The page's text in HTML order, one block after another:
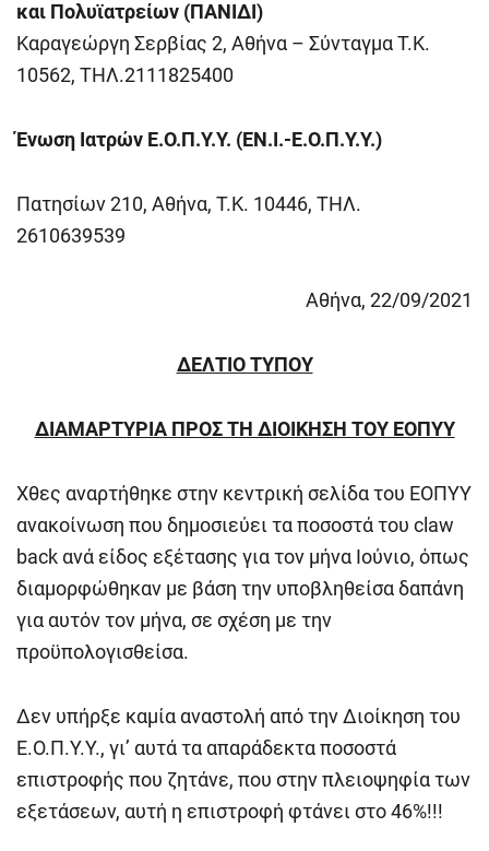
και Πολυϊατρείων (ΠΑΝΙΔΙ)
Καραγεώργη Σερβίας 2, Αθήνα – Σύνταγμα Τ.Κ.
10562, ΤΗΛ.2111825400
Ένωση Ιατρών Ε.Ο.Π.Υ.Υ. (ΕΝ.Ι.-Ε.Ο.Π.Υ.Υ.)
Πατησίων 210, Αθήνα, Τ.Κ. 10446, ΤΗΛ.
2610639539
Αθήνα, 22/09/2021
ΔΕΛΤΙΟ ΤΥΠΟΥ
ΔΙΑΜΑΡΤΥΡΙΑ ΠΡΟΣ ΤΗ ΔΙΟΙΚΗΣΗ ΤΟΥ ΕΟΠΥΥ
Χθες αναρτήθηκε στην κεντρική σελίδα του ΕΟΠΥΥ
ανακοίνωση που δημοσιεύει τα ποσοστά του claw
back ανά είδος εξέτασης για τον μήνα Ιούνιο, όπως
διαμορφώθηκαν με βάση την υποβληθείσα δαπάνη
για αυτόν τον μήνα, σε σχέση με την
προϋπολογισθείσα.
Δεν υπήρξε καμία αναστολή από την Διοίκηση του
Ε.Ο.Π.Υ.Υ., γι’ αυτά τα απαράδεκτα ποσοστά
επιστροφής που ζητάνε, που στην πλειοψηφία των
εξετάσεων, αυτή η επιστροφή φτάνει στο 46%!!!